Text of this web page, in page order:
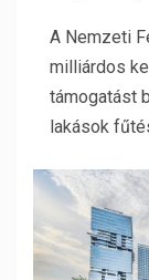
A Nemzeti
milliárdos
támogatást
lakások